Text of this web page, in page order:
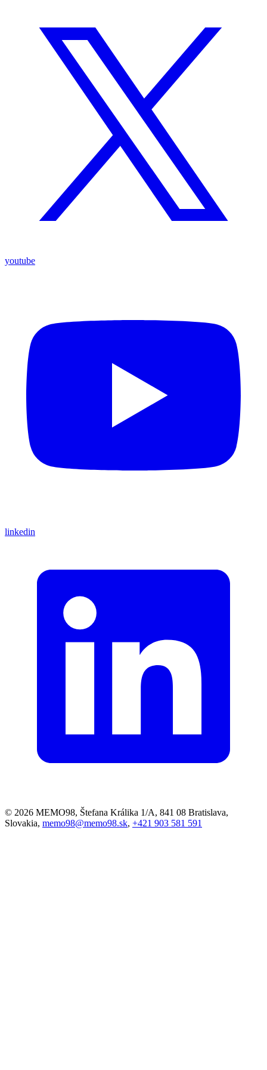
youtube
linkedin
© 2026 MEMO98, Štefana Králika 1/A, 841 08 Bratislava,
Slovakia, memo98@memo98.sk, +421 903 581 591